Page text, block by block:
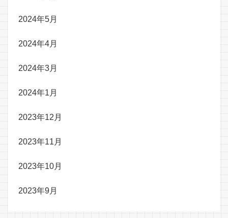
2024年5月
2024年4月
2024年3月
2024年1月
2023年12月
2023年11月
2023年10月
2023年9月